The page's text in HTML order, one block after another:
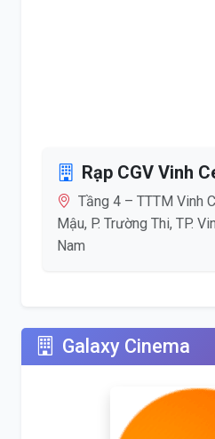
Rạp CGV Vinh
Tầng 4 – TTTM Vinh
Mậu, P. Trường Thi, TP.
Nam
Galaxy Cinema